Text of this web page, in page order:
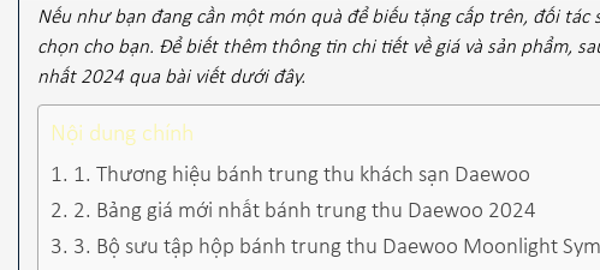
Nếu như bạn đang cần một món quà để biếu tặng cấp trên, đối tác
chọn cho bạn. Để biết thêm thông tin chi tiết về giá và sản phẩm,
nhất 2024 qua bài viết dưới đây.
Nội dung chính
1. Thương hiệu bánh trung thu khách sạn Daewoo
2. Bảng giá mới nhất bánh trung thu Daewoo 2024
3. Bộ sưu tập hộp bánh trung thu Daewoo Moonlight